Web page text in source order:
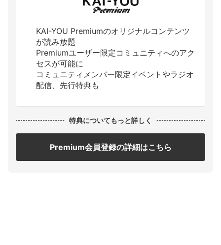
KAI-YOU Premiumのオリジナルコンテンツ
が読み放題
Premiumユーザー限定コミュニティへのアク
セスが可能に
コミュニティメンバー限定イベントやラジオ
配信、先行特典も
特典についてもっと詳しく
Premium会員登録の詳細はこちら